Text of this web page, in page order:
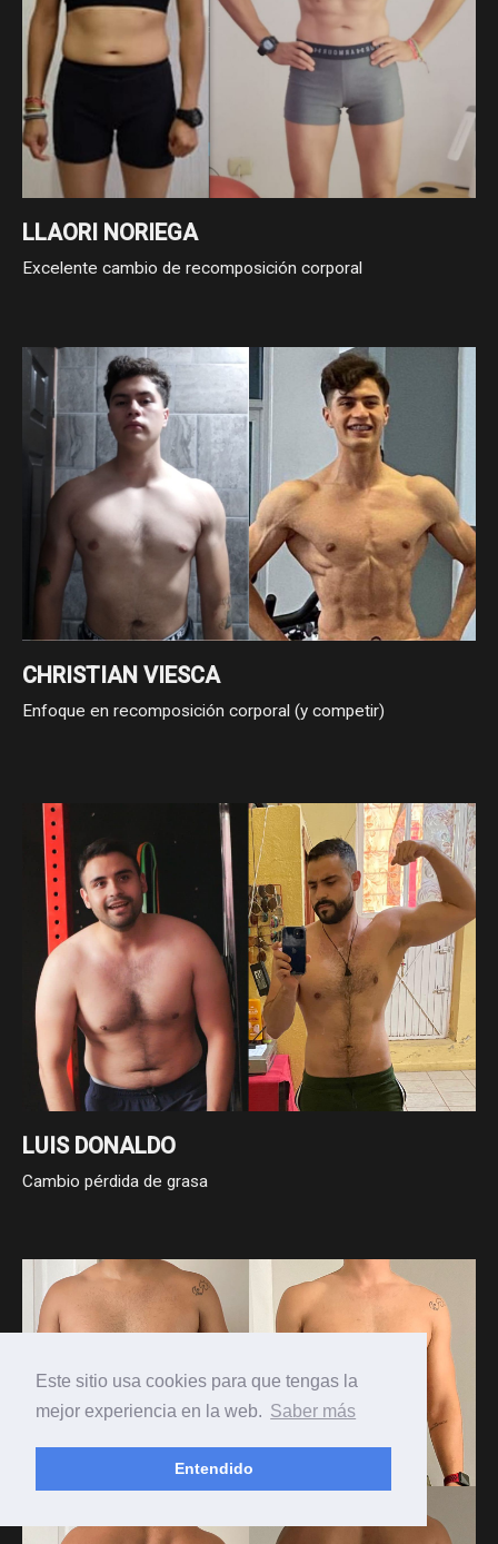
Este sitio usa cookies para que tengas la
mejor experiencia en la web. Saber más
Entendido
LLAORI NORIEGA
Excelente cambio de recomposición corporal
CHRISTIAN VIESCA
Enfoque en recomposición corporal (y competir)
LUIS DONALDO
Cambio pérdida de grasa